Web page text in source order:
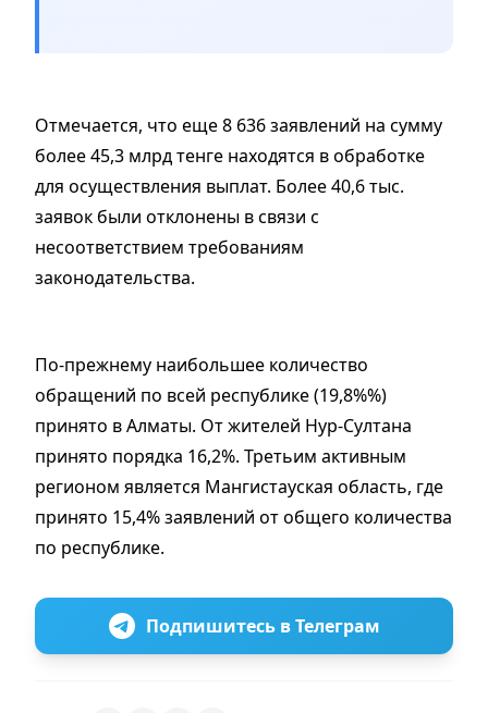
Отмечается, что еще 8 636 заявлений на сумму
более 45,3 млрд тенге находятся в обработке
для осуществления выплат. Более 40,6 тыс.
заявок были отклонены в связи с
несоответствием требованиям
законодательства.
По-прежнему наибольшее количество
обращений по всей республике (19,8%%)
принято в Алматы. От жителей Нур-Султана
принято порядка 16,2%. Третьим активным
регионом является Мангистауская область, где
принято 15,4% заявлений от общего количества
по республике.
Подпишитесь в Телеграм